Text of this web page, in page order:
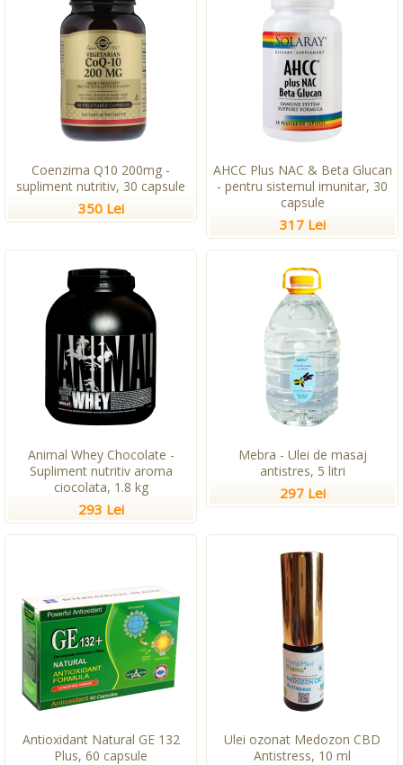
Coenzima Q10 200mg -
supliment nutritiv, 30 capsule
350 Lei
AHCC Plus NAC & Beta Glucan
- pentru sistemul imunitar, 30
capsule
317 Lei
Animal Whey Chocolate -
Supliment nutritiv aroma
ciocolata, 1.8 kg
293 Lei
Mebra - Ulei de masaj
antistres, 5 litri
297 Lei
Antioxidant Natural GE 132
Plus, 60 capsule
Ulei ozonat Medozon CBD
Antistress, 10 ml